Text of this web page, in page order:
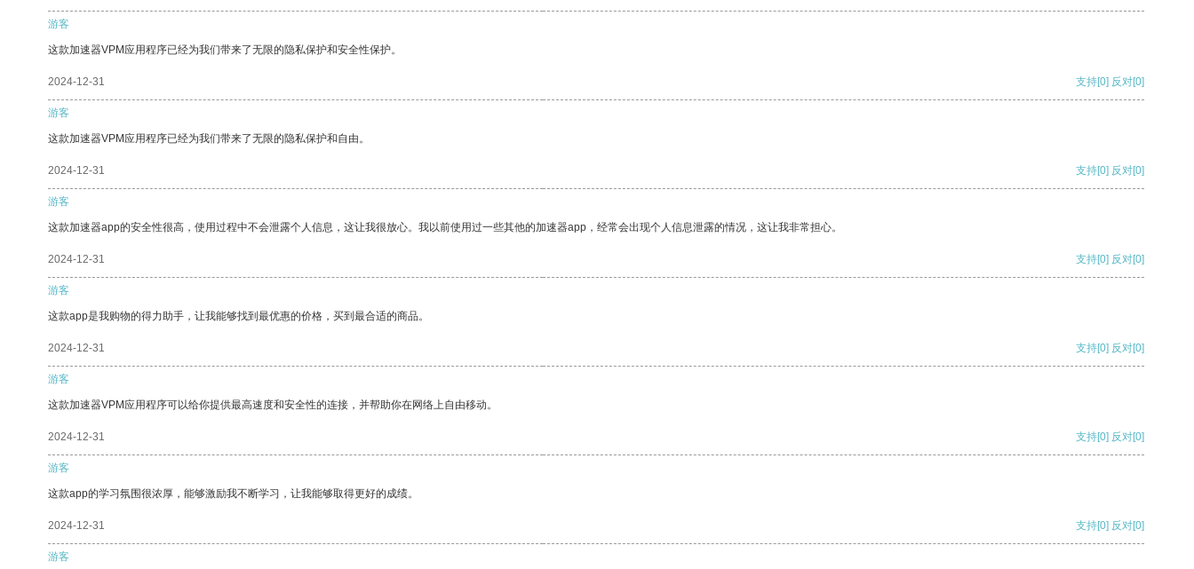
游客
这款加速器VPM应用程序已经为我们带来了无限的隐私保护和安全性保护。
2024-12-31 支持[0] 反对[0]
游客
这款加速器VPM应用程序已经为我们带来了无限的隐私保护和自由。
2024-12-31 支持[0] 反对[0]
游客
这款加速器app的安全性很高，使用过程中不会泄露个人信息，这让我很放心。我以前使用过一些其他的加速器app，经常会出现个人信息泄露的情况，这让我非常担心。
2024-12-31 支持[0] 反对[0]
游客
这款app是我购物的得力助手，让我能够找到最优惠的价格，买到最合适的商品。
2024-12-31 支持[0] 反对[0]
游客
这款加速器VPM应用程序可以给你提供最高速度和安全性的连接，并帮助你在网络上自由移动。
2024-12-31 支持[0] 反对[0]
游客
这款app的学习氛围很浓厚，能够激励我不断学习，让我能够取得更好的成绩。
2024-12-31 支持[0] 反对[0]
游客